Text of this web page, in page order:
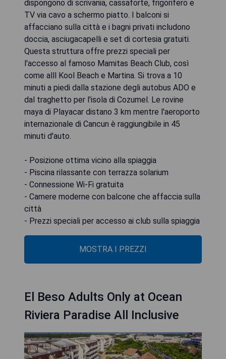
dispongono di scrivania, cassaforte, frigorifero e
TV via cavo a schermo piatto. I balconi si
affacciano sulla città e i bagni privati includono
doccia, asciugacapelli e set di cortesia gratuiti.
Questa struttura offre prezzi speciali per
l'accesso al famoso Mamitas Beach Club, così
come alll Kool Beach e Martina. Si trova a 10
minuti a piedi dalla stazione degli autobus ADO e
dal traghetto per l'isola di Cozumel. Le rovine
maya di Playacar distano 3 km mentre l'aeroporto
internazionale di Cancun è raggiungibile in 45
minuti d'auto.
- Posizione ottima vicino alla spiaggia
- Piscina rilassante con terrazza solarium
- Connessione Wi-Fi gratuita
- Camere moderne con balcone che affaccia sulla
città
- Prezzi speciali per accesso ai club sulla spiaggia
MOSTRA I PREZZI
El Beso Adults Only at Ocean
Riviera Paradise All Inclusive